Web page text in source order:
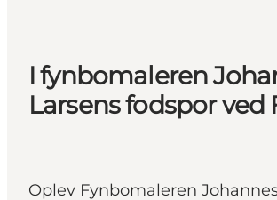
Events
Erlebnisse
Unsere Städte
Plane deine Reise
I fynbomaleren
Larsens fodspor ved
Oplev Fynbomaleren